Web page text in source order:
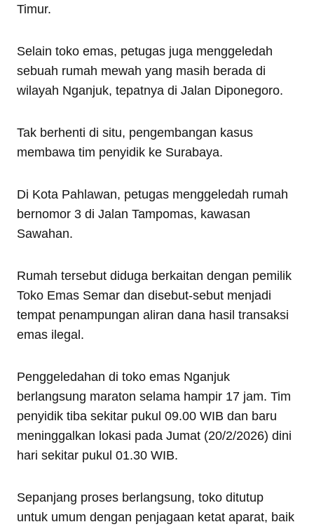
Timur.
Selain toko emas, petugas juga menggeledah
sebuah rumah mewah yang masih berada di
wilayah Nganjuk, tepatnya di Jalan Diponegoro.
Tak berhenti di situ, pengembangan kasus
membawa tim penyidik ke Surabaya.
Di Kota Pahlawan, petugas menggeledah rumah
bernomor 3 di Jalan Tampomas, kawasan
Sawahan.
Rumah tersebut diduga berkaitan dengan pemilik
Toko Emas Semar dan disebut-sebut menjadi
tempat penampungan aliran dana hasil transaksi
emas ilegal.
Penggeledahan di toko emas Nganjuk
berlangsung maraton selama hampir 17 jam. Tim
penyidik tiba sekitar pukul 09.00 WIB dan baru
meninggalkan lokasi pada Jumat (20/2/2026) dini
hari sekitar pukul 01.30 WIB.
Sepanjang proses berlangsung, toko ditutup
untuk umum dengan penjagaan ketat aparat, baik